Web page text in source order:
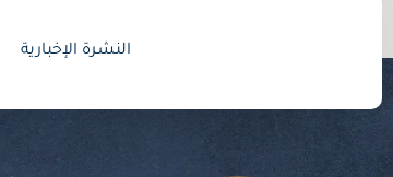
النشرة الإخبارية